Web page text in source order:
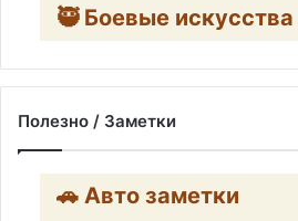
🥷 Боевые
Полезно / Заметки
🚗 Авто заметки